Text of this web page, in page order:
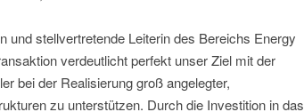
und stellvertretende Leiterin des Bereichs Energy
verdeutlicht perfekt unser Ziel mit der
bei der Realisierung groß angelegter,
zu unterstützen. Durch die Investition in das